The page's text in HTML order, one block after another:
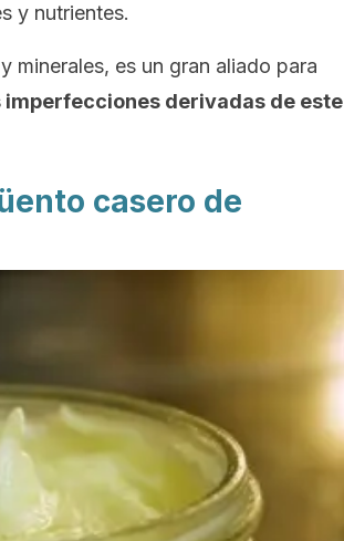
y nutrientes.
minerales, es un gran aliado para
derivadas de este
casero de